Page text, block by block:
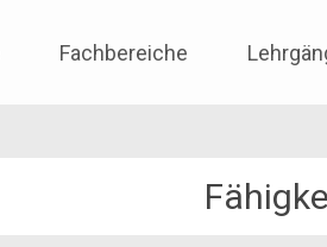
Fachbereiche